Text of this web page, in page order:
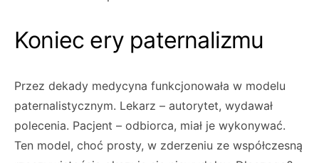
Koniec ery paternalizmu
Przez dekady medycyna funkcjonowała w modelu
paternalistycznym. Lekarz – autorytet, wydawał
polecenia. Pacjent – odbiorca, miał je wykonywać.
Ten model, choć prosty, w zderzeniu ze współczesną